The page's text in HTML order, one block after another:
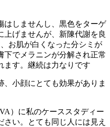
はしませんし、黒色をターゲ
上げませんが、新陳代謝を良
お肌が白くなった分シミが
下でメラニンが分解され正常
ます。継続は力なりです
、小顔にとても効果がありま
）に私のケーススタディー
い。とても同じ人には見え